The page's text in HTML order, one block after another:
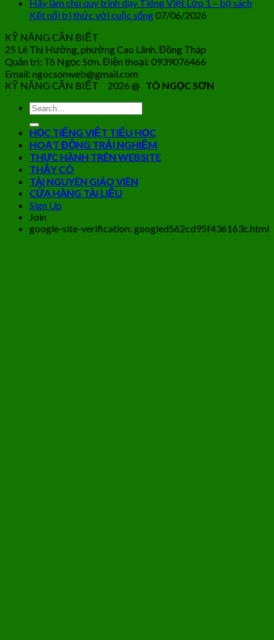
Hãy làm chủ quy trình dạy Tiếng Việt Lớp 1 – bộ sách
Kết nối tri thức với cuộc sống07/06/2026
KỸ NĂNG CẦN BIẾT
25 Lê Thị Hường, phường Cao Lãnh, Đồng Tháp
Quản trị: Tô Ngọc Sơn. Điện thoại: 0939076466
Email: ngocsonweb@gmail.com
KỸ NĂNG CẦN BIẾT 2026 @ TÔ NGỌC SƠN
HỌC TIẾNG VIỆT TIỂU HỌC
HOẠT ĐỘNG TRẢI NGHIỆM
THỰC HÀNH TRÊN WEBSITE
THẦY CÔ
TÀI NGUYÊN GIÁO VIÊN
CỬA HÀNG TÀI LIỆU
Sign Up
Join
google-site-verification: googled562cd95f436163c.html